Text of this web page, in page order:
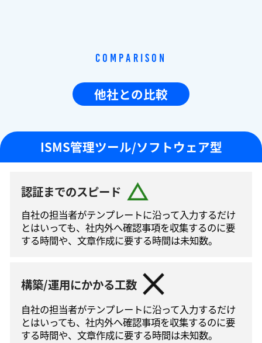
Comparison
他社との比較
ISMS管理ツール/ソフトウェア型
認証までのスピード
自社の担当者がテンプレートに沿って⼊⼒するだけ
とはいっても、社内外へ確認事項を収集するのに要
する時間や、文章作成に要する時間は未知数。
構築/運用にかかる工数
自社の担当者がテンプレートに沿って⼊⼒するだけ
とはいっても、社内外へ確認事項を収集するのに要
する時間や、文章作成に要する時間は未知数。